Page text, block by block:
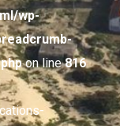
wp-
on line816